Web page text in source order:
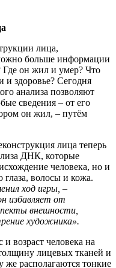
лица,
больше информации
Где он жил и умер? Что
и здоровье? Сегодня
анализа позволяют
сведения – от его
он жил, – путём
лица теперь
ДНК, которые
человека, но и
глаза, волосы и кожа.
ход игры, –
избавляет от
внешности,
художника».
возраст человека на
лицевых тканей и
же располагаются тонкие